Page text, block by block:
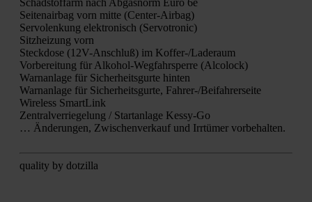
Schad­stoff­arm nach Abgas­norm Euro 6e
Sei­ten­air­bag vorn mit­te (Cen­ter-Air­bag)
Ser­vo­len­kung elek­tro­nisch (Ser­vo­tro­nic)
Sitz­hei­zung vorn
Steck­do­se (12V-Anschluß) im Kof­fer-/La­de­raum
Vor­be­rei­tung für Alko­hol-Weg­fahr­sper­re (Alco­lock)
Warn­an­la­ge für Sicher­heits­gur­te hin­ten
Warn­an­la­ge für Sicher­heits­gur­te, Fah­rer-/Bei­fah­rer­sei­te
Wire­less Smart­Link
Zen­tral­ver­rie­ge­lung / Start­an­la­ge Kes­sy-Go
… Ände­run­gen, Zwi­schen­ver­kauf und Irr­tü­mer vor­be­hal­ten.
qua­li­ty by dot­zil­la